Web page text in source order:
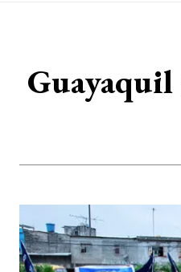
Guayaquil